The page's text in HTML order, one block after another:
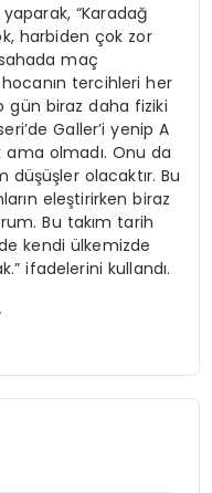
“Karadağ
harbiden çok zor
maç
tercihleri her
gün biraz daha fiziki
Galler’i yenip A
ama olmadı. Onu da
olacaktır. Bu
eleştirirken biraz
Bu takım tarih
kendi ülkemizde
ifadelerini kullandı.